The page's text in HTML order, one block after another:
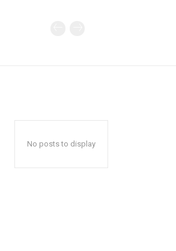
No posts to display